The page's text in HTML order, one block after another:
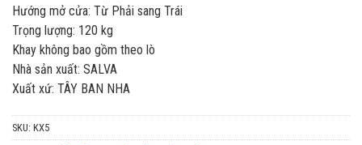
Hướng mở cửa: Từ Phải sang Trái
Trọng lượng: 120 kg
Khay không bao gồm theo lò
Nhà sản xuất: SALVA
Xuất xứ: TÂY BAN NHA
SKU: KX5